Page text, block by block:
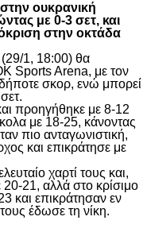
ουκρανική
με 0-3 σετ, και
στην οκτάδα
1, 18:00) θα
Sports Arena, με τον
σκορ, ενώ μπορεί
προηγήθηκε με 8-12
με 18-25, κάνοντας
πιο ανταγωνιστική,
και επικράτησε με
χαρτί τους και,
21, αλλά στο κρίσιμο
και επικράτησαν εν
έδωσε τη νίκη.